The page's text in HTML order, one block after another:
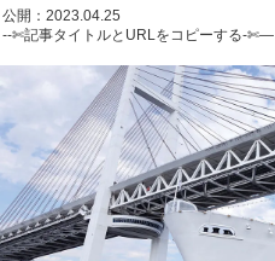
公開：2023.04.25
--✄記事タイトルとURLをコピーする-✄—